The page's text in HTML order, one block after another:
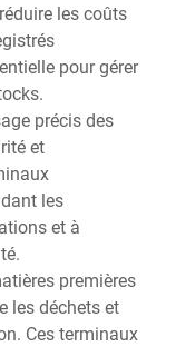
les coûts
pour gérer
précis des
et
les
et à
premières
les déchets et
Ces terminaux